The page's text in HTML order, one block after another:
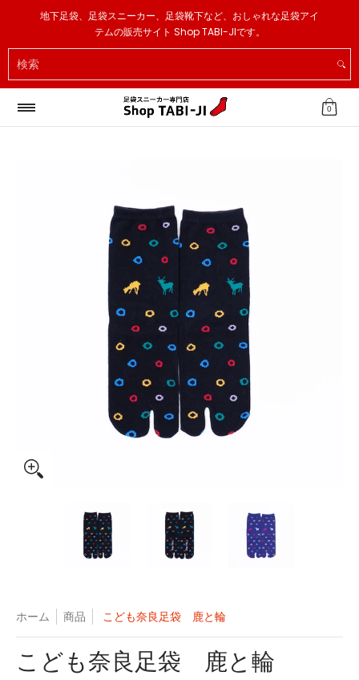
メインコンテンツへスキップ
足袋スニーカー 足袋ソックス 足袋スリッパ その他
地下足袋、足袋スニーカー、足袋靴下など、おしゃれな足袋アイ
テムの販売サイト Shop TABI-JIです。
検索
0
こども奈良足袋 鹿と輪 のサムネイル一覧こども奈良足袋 鹿と輪 の画像 0 のサムネ
こども奈良足袋 鹿と輪 の
ホーム 商品 こども奈良足袋 鹿と輪
こども奈良足袋 鹿と輪